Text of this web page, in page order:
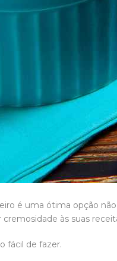
é uma ótima opção
às suas
fácil de fazer.